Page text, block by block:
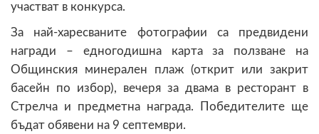
участват в конкурса.
За най-харесваните фотографии са предвидени
награди – едногодишна карта за ползване на
Общинския минерален плаж (открит или закрит
басейн по избор), вечеря за двама в ресторант в
Стрелча и предметна награда. Победителите ще
бъдат обявени на 9 септември.